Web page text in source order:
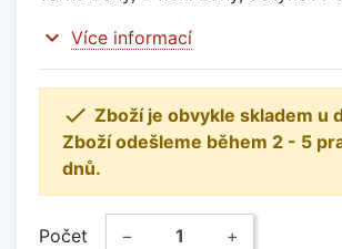
expand_more Více informací
 Zboží je obvykle skladem u
Zboží odešleme během 2 - 5
dnů.
Počet − +